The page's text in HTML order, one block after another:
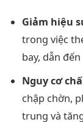
Giảm hiệu
trong việc
bay, dẫn
Nguy cơ
chập chờn,
trung và